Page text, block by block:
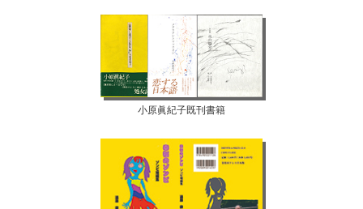
小原眞紀子既刊書籍